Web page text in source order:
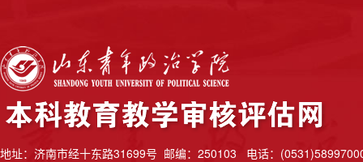
地址：济南市经十东路31699号 邮编：250103 电话：